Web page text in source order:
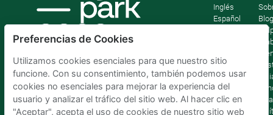
Inglés
Español
Blog
Preferencias de Cookies
Utilizamos cookies esenciales para que nuestro sitio
funcione. Con su consentimiento, también podemos usar
cookies no esenciales para mejorar la experiencia del
usuario y analizar el tráfico del sitio web. Al hacer clic en
"Aceptar", acepta el uso de cookies de nuestro sitio web